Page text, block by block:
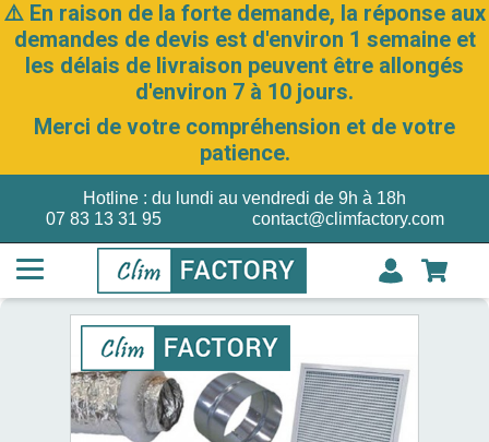
⚠️ En raison de la forte demande, la réponse aux
demandes de devis est d'environ 1 semaine et
les délais de livraison peuvent être allongés
d'environ 7 à 10 jours.
Merci de votre compréhension et de votre
patience.
07 83 13 31 95
Hotline : du lundi au vendredi de 9h à 18h
contact@climfactory.com